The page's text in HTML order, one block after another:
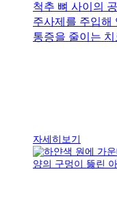
척추 뼈 사이의
주사제를 주입해
통증을 줄이는 치
자세히보기